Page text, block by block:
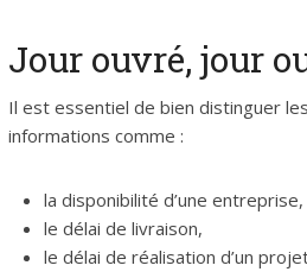
Jour ouvré, jour
Il est essentiel de bien distinguer
informations comme :
la disponibilité d’une entreprise,
le délai de livraison,
le délai de réalisation d’un